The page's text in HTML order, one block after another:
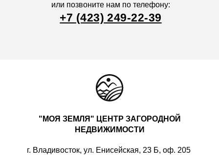
или позвоните нам по телефону:
+7 (423) 249-22-39
"МОЯ ЗЕМЛЯ" ЦЕНТР ЗАГОРОДНОЙ
НЕДВИЖИМОСТИ
г. Владивосток, ул. Енисейская, 23 Б, оф. 205